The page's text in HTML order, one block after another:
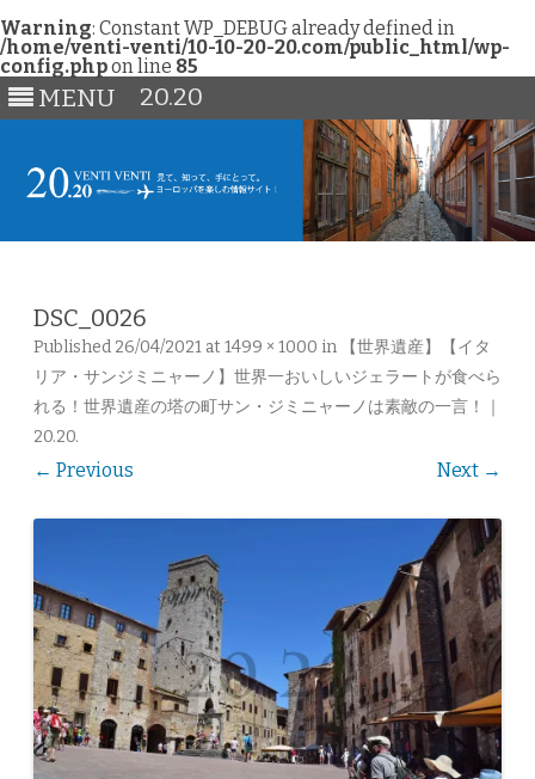
Warning: Constant WP_DEBUG already defined in
/home/venti-venti/10-10-20-20.com/public_html/wp-
config.phpon line 85
MENU 20.20
DSC_0026
Published 26/04/2021 at 1499 × 1000 in
【世界遺産】【イタ
リア・サンジミニャーノ】世界一おいしいジェラートが食べら
れる！世界遺産の塔の町サン・ジミニャーノは素敵の一言！｜
20.20.
← Previous Next →